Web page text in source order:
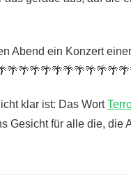
Abend ein Konzert
klar ist: Das Wort
Gesicht für alle die, die